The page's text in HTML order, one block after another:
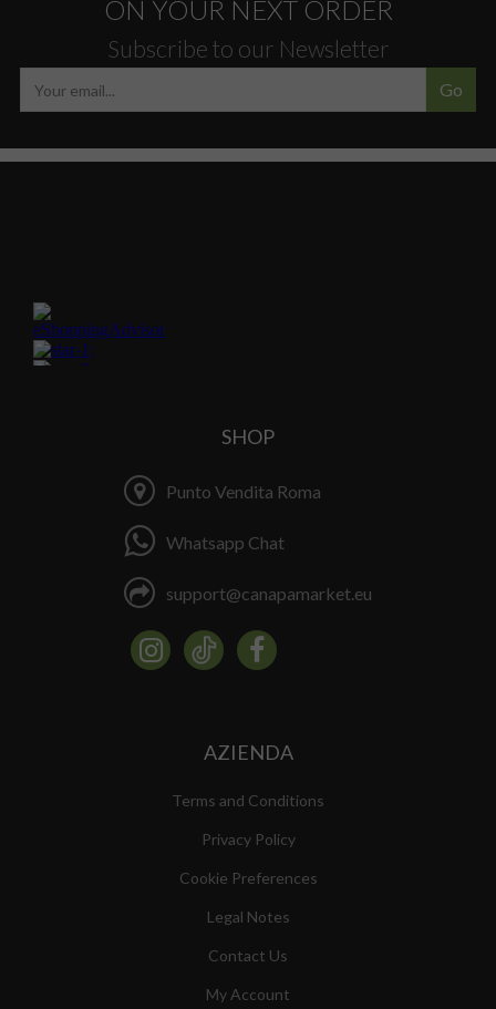
ON YOUR NEXT ORDER
Subscribe to our Newsletter
Go
SHOP
Punto Vendita Roma
Whatsapp Chat
support@canapamarket.eu
AZIENDA
Terms and Conditions
Privacy Policy
Cookie Preferences
Legal Notes
Contact Us
My Account